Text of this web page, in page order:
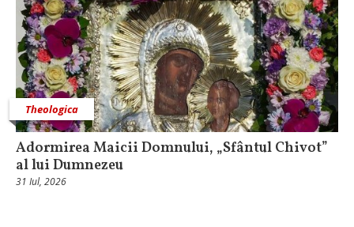
Theologica
Adormirea Maicii Domnului, „Sfântul Chivot”
al lui Dumnezeu
31 Iul, 2026